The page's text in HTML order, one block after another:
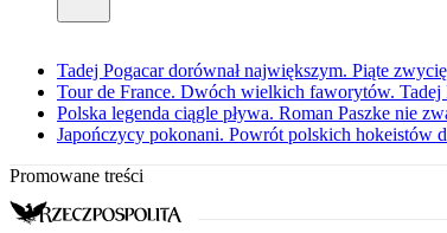
Tadej Pogacar dorównał największym. Piąte
Tour de France. Dwóch wielkich faworytów. Tadej
Polska legenda ciągle pływa. Roman Paszke nie
Japończycy pokonani. Powrót polskich hokeistów
Promowane treści